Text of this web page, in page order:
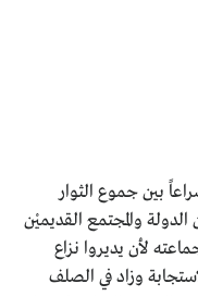
صراعاً بين جموع الثوار
والمجتمع القديميْن
لأن يديروا نزاع
وزاد في الصلف